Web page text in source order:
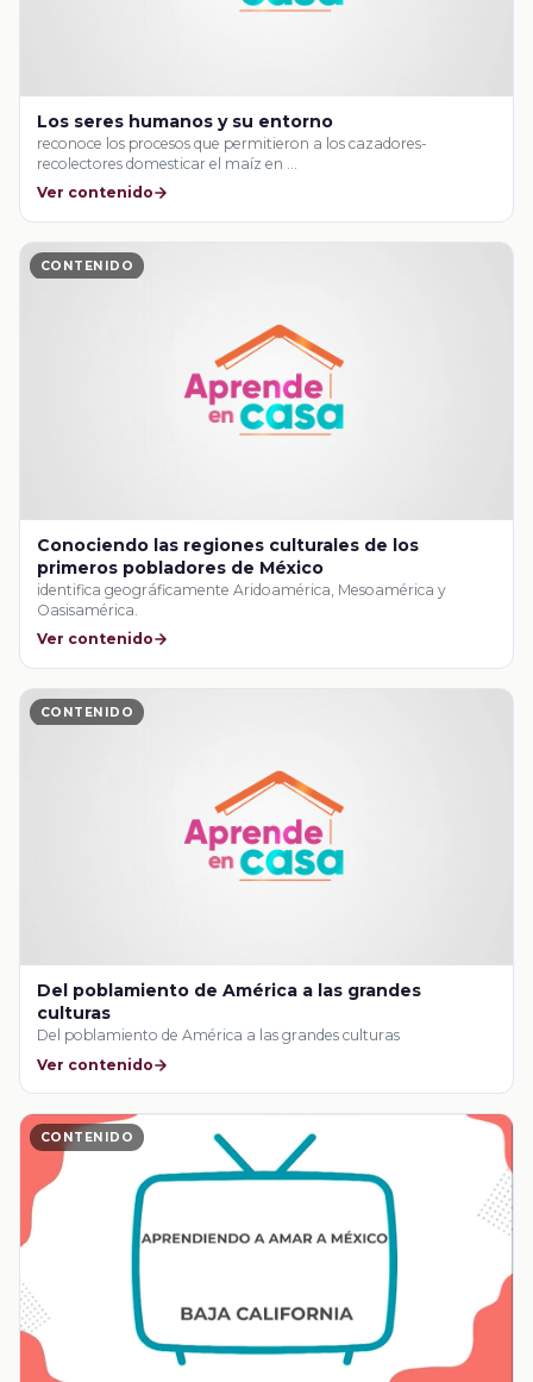
Los seres humanos y su entorno
reconoce los procesos que permitieron a los cazadores-
recolectores domesticar el maíz en …
Ver contenido
CONTENIDO
Conociendo las regiones culturales de los
primeros pobladores de México
identifica geográficamente Aridoamérica, Mesoamérica y
Oasisamérica.
Ver contenido
CONTENIDO
Del poblamiento de América a las grandes
culturas
Del poblamiento de América a las grandes culturas
Ver contenido
CONTENIDO